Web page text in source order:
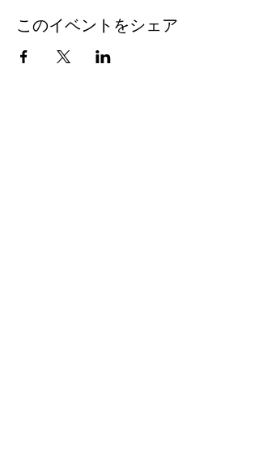
このイベントをシェア